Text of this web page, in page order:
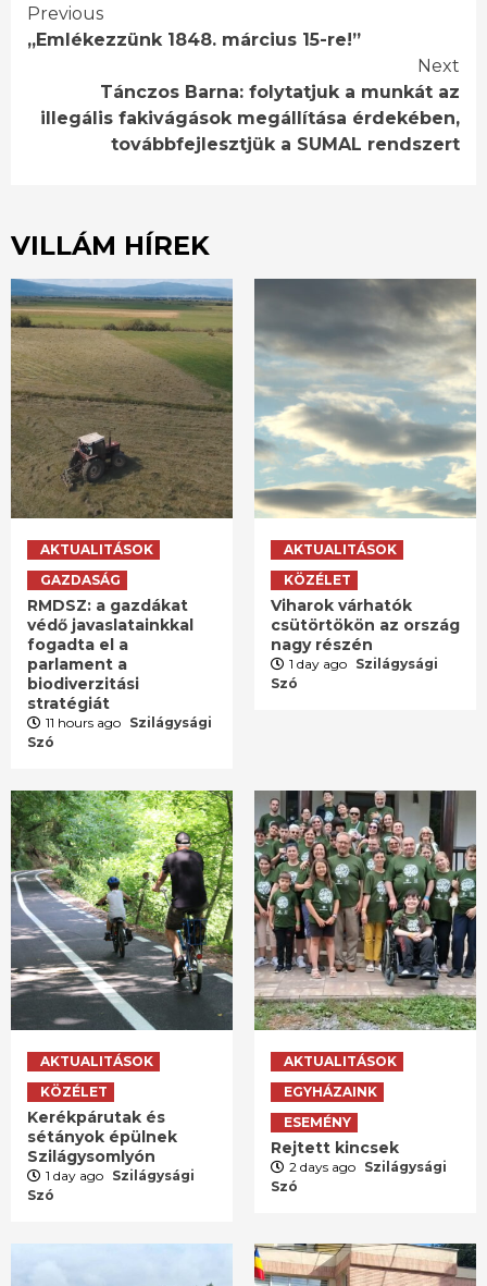
Continue
Previous
„Emlékezzünk 1848. március 15-re!”
Next
Tánczos Barna: folytatjuk a munkát az
illegális fakivágások megállítása érdekében,
továbbfejlesztjük a SUMAL rendszert
VILLÁM HÍREK
AKTUALITÁSOK
GAZDASÁG
RMDSZ: a gazdákat
védő javaslatainkkal
fogadta el a
parlament a
biodiverzitási
stratégiát
11 hours ago Szilágysági
Szó
AKTUALITÁSOK
KÖZÉLET
Viharok várhatók
csütörtökön az ország
nagy részén
1 day ago Szilágysági
Szó
AKTUALITÁSOK
KÖZÉLET
Kerékpárutak és
sétányok épülnek
Szilágysomlyón
1 day ago Szilágysági
Szó
AKTUALITÁSOK
EGYHÁZAINK
ESEMÉNY
Rejtett kincsek
2 days ago Szilágysági
Szó